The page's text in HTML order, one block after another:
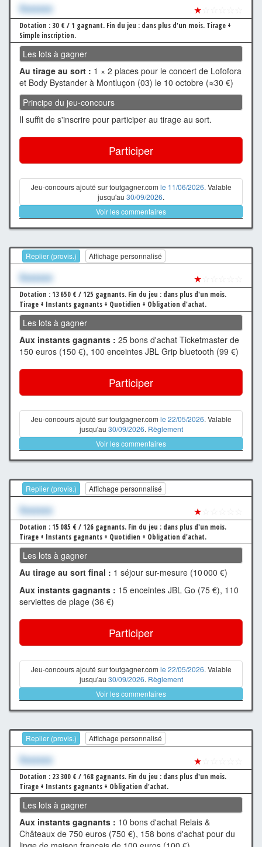
Xxxxxxx ★
Dotation : 30 € / 1 gagnant. Fin du jeu : dans plus d'un mois. Tirage +
Simple inscription.
Les lots à gagner
Au tirage au sort : 1 × 2 places pour le concert de Lofofora
et Body Bystander à Montluçon (03) le 10 octobre (≈30 €)
Principe du jeu-concours
Il suffit de s'inscrire pour participer au tirage au sort.
Participer
Jeu-concours ajouté sur toutgagner.com le 11/06/2026. Valable
jusqu'au 30/09/2026.
Voir les commentaires
Replier (provis.) Affichage personnalisé
Xxxxxxx ★
Dotation : 13 650 € / 125 gagnants. Fin du jeu : dans plus d'un mois.
Tirage + Instants gagnants + Quotidien + Obligation d'achat.
Les lots à gagner
Aux instants gagnants : 25 bons d'achat Ticketmaster de
150 euros (150 €), 100 enceintes JBL Grip bluetooth (99 €)
Participer
Jeu-concours ajouté sur toutgagner.com le 22/05/2026. Valable
jusqu'au 30/09/2026. Règlement
Voir les commentaires
Replier (provis.) Affichage personnalisé
Xxxxxxx ★
Dotation : 15 085 € / 126 gagnants. Fin du jeu : dans plus d'un mois.
Tirage + Instants gagnants + Quotidien + Obligation d'achat.
Les lots à gagner
Au tirage au sort final : 1 séjour sur-mesure (10 000 €)
Aux instants gagnants : 15 enceintes JBL Go (75 €), 110
serviettes de plage (36 €)
Participer
Jeu-concours ajouté sur toutgagner.com le 22/05/2026. Valable
jusqu'au 30/09/2026. Règlement
Voir les commentaires
Replier (provis.) Affichage personnalisé
Xxxxxxx ★
Dotation : 23 300 € / 168 gagnants. Fin du jeu : dans plus d'un mois.
Tirage + Instants gagnants + Obligation d'achat.
Les lots à gagner
Aux instants gagnants : 10 bons d'achat Relais &
Châteaux de 750 euros (750 €), 158 bons d'achat pour du